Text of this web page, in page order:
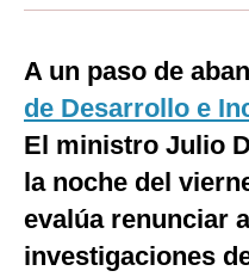
Estilos
Mundo
EEUU
México
España
Internacional
A un paso de
de Desarrollo e
El ministro Julio
la noche del
evalúa renunciar
investigaciones